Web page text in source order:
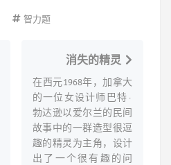
智力题
消失的精灵
在西元1968年，加拿大
的一位女设计师巴特·
勃达逊以爱尔兰的民间
故事中的一群造型很逗
趣的精灵为主角，设计
出了一个很有趣的问